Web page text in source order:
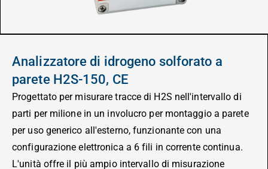
Analizzatore di idrogeno solforato a
parete H2S-150, CE
Progettato per misurare tracce di H2S nell'intervallo di
parti per milione in un involucro per montaggio a parete
per uso generico all'esterno, funzionante con una
configurazione elettronica a 6 fili in corrente continua.
L'unità offre il più ampio intervallo di misurazione